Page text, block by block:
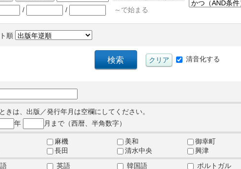
/ / ～で始まる
順
清音化する
きは、出版／発行年月は空欄にしてください。
年 月まで（西暦、半角数字）
麻機 美和 御幸町
長田 清水中央 興津
英語 韓国語 ポルトガル